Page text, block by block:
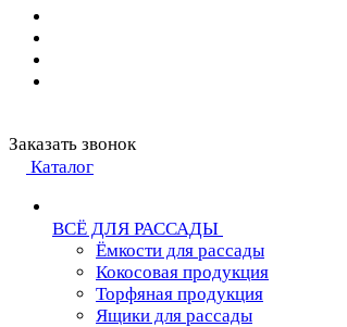
Заказать звонок
Каталог
ВСЁ ДЛЯ РАССАДЫ
Ёмкости для рассады
Кокосовая продукция
Торфяная продукция
Ящики для рассады